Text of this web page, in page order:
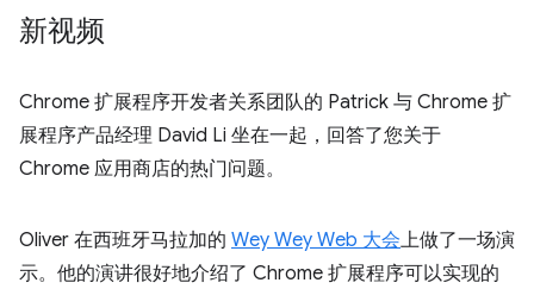
新视频
Chrome 扩展程序开发者关系团队的 Patrick 与 Chrome 扩
展程序产品经理 David Li 坐在一起，回答了您关于
Chrome 应用商店的热门问题。
Oliver 在西班牙马拉加的 Wey Wey Web 大会上做了一场演
示。他的演讲很好地介绍了 Chrome 扩展程序可以实现的